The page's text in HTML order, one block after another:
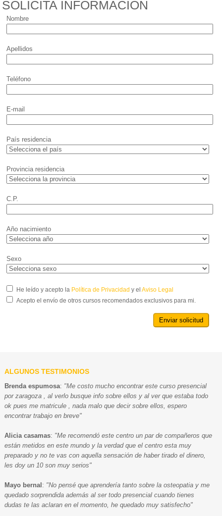
SOLICITA INFORMACIÓN
Nombre
Apellidos
Teléfono
E-mail
País residencia
Provincia residencia
C.P.
Año nacimiento
Sexo
He leído y acepto la Política de Privacidad y el Aviso Legal
Acepto el envío de otros cursos recomendados exclusivos para mi.
Enviar solicitud
ALGUNOS TESTIMONIOS
Brenda espumosa: "Me costo mucho encontrar este curso presencial
por zaragoza , al verlo busque info sobre ellos y al ver que estaba todo
ok pues me matricule , nada malo que decir sobre ellos, espero
encontrar trabajo en breve"
Alicia casamas: "Me recomendó este centro un par de compañeros que
están metidos en este mundo y la verdad que el centro esta muy
preparado y no te vas con aquella sensación de haber tirado el dinero,
les doy un 10 son muy serios"
Mayo bernal: "No pensé que aprendería tanto sobre la osteopatia y me
quedado sorprendida además al ser todo presencial cuando tienes
dudas te las aclaran en el momento, he quedado muy satisfecho"